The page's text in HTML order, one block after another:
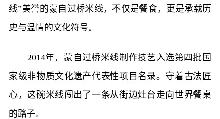
线”美誉的蒙自过桥米线，不仅是餐食，更是承载历
史与温情的文化符号。
2014年，蒙自过桥米线制作技艺入选第四批国
家级非物质文化遗产代表性项目名录。守着古法匠
心，这碗米线闯出了一条从街边灶台走向世界餐桌
的路子。